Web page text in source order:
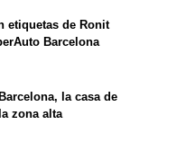
etiquetas de Ronit
Barcelona
la casa de
zona alta